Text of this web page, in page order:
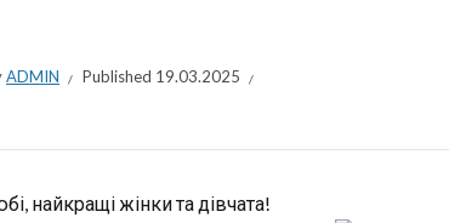
ADMIN Published 19.03.2025
найкращі жінки та дівчата!